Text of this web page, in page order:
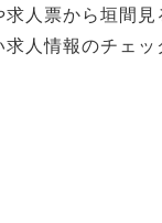
求人票から垣間見
求人情報のチェッ